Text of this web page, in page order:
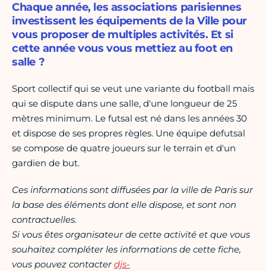
Chaque année, les associations parisiennes
investissent les équipements de la Ville pour
vous proposer de multiples activités. Et si
cette année vous vous mettiez au foot en
salle ?
Sport collectif qui se veut une variante du football mais
qui se dispute dans une salle, d'une longueur de 25
mètres minimum. Le futsal est né dans les années 30
et dispose de ses propres règles. Une équipe defutsal
se compose de quatre joueurs sur le terrain et d'un
gardien de but.
Ces informations sont diffusées par la ville de Paris sur
la base des éléments dont elle dispose, et sont non
contractuelles.
Si vous êtes organisateur de cette activité et que vous
souhaitez compléter les informations de cette fiche,
vous pouvez contacterdjs-